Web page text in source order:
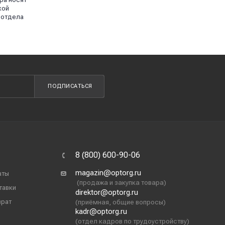
ПОДПИСАТЬСЯ
8 (800) 600-90-06
magazin@optorg.ru
(продажа и закупка товара)
direktor@optorg.ru
(приёмная, общие вопросы)
kadr@optorg.ru
(отдел кадров по трудоустройству)